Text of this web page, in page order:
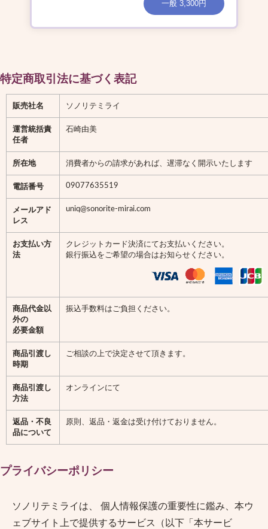
一般 3,300円
特定商取引法に基づく表記
販売社名 ソノリテミライ
運営統括責
任者
石崎由美
所在地 消費者からの請求があれば、遅滞なく開示いたします
電話番号 09077635519
メールアド
レス
uniq@sonorite-mirai.com
お支払い方
法
クレジットカード決済にてお支払いください。
銀行振込をご希望の場合はお知らせください。
商品代金以
外の
必要金額
振込手数料はご負担ください。
商品引渡し
時期
ご相談の上で決定させて頂きます。
商品引渡し
方法
オンラインにて
返品・不良
品について
原則、返品・返金は受け付けておりません。
プライバシーポリシー
ソノリテミライ は、 個人情報保護の重要性に鑑み、本ウ
ェブサイト上で提供するサービス（以下「本サービ